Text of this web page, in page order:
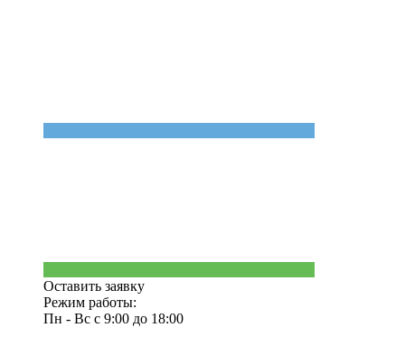
Оставить заявку
Режим работы:
Пн - Вс с 9:00 до 18:00